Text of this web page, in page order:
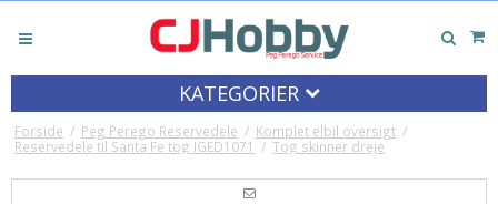
KATEGORIER
Forside / Peg Perego Reservedele / Komplet elbil oversigt /
Reservedele til Santa Fe tog IGED1071
/ Tog skinner dreje